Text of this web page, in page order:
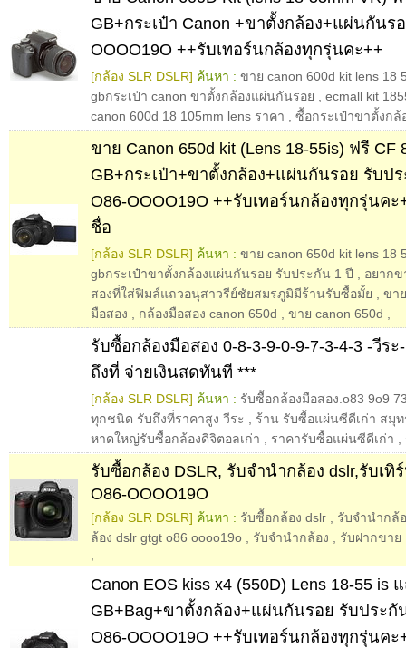
GB+กระเป๋า Canon +ขาตั้งกล้อง+แผ่นกันร
OOOO19O ++รับเทอร์นกล้องทุกรุ่นคะ++
[กล้อง SLR DSLR] ค้นหา : ขาย canon 600d kit lens 18
gbกระเป๋า canon ขาตั้งกล้องแผ่นกันรอย
ecmall kit
canon 600d 18 105mm lens ราคา
ซื้อกระเป๋าขาตั้งกล้
ขาย Canon 650d kit (Lens 18-55is) ฟรี CF
GB+กระเป๋า+ขาตั้งกล้อง+แผ่นกันรอย รับป
O86-OOOO19O ++รับเทอร์นกล้องทุกรุ่นค
ชื่อ
[กล้อง SLR DSLR] ค้นหา : ขาย canon 650d kit lens 18
gbกระเป๋าขาตั้งกล้องแผ่นกันรอย รับประกัน 1 ปี
อยากข
สองที่ใส่ฟิมล์แถวอนุสาวรีย์ชัยสมรภูมิมีร้านรับซื้อมั้ย
ขา
มือสอง
กล้องมือสอง canon 650d ขาย canon 650d
รับซื้อกล้องมือสอง 0-8-3-9-0-9-7-3-4-3 -วีระ
ถึงที่ จ่ายเงินสดทันที ***
[กล้อง SLR DSLR] ค้นหา : รับซื้อกล้องมือสอง.o83 9o9
ทุกชนิด รับถึงที่ราคาสูง วีระ
ร้าน รับซื้อแผ่นซีดีเก่า สมุ
หาดใหญ่รับซื้อกล้องดิจิตอลเก่า
ราคารับซื้อแผ่นซีดีเก่า
รับซื้อกล้อง DSLR, รับจำนำกล้อง dslr,รับเทิ
O86-OOOO19O
[กล้อง SLR DSLR] ค้นหา : รับซื้อกล้อง dslr
รับจำนำกล้
ล้อง dslr gtgt o86 oooo19o
รับจำนำกล้อง
รับฝากขาย
Canon EOS kiss x4 (550D) Lens 18-55 is
GB+Bag+ขาตั้งกล้อง+แผ่นกันรอย รับประกั
O86-OOOO19O ++รับเทอร์นกล้องทุกรุ่นคะ